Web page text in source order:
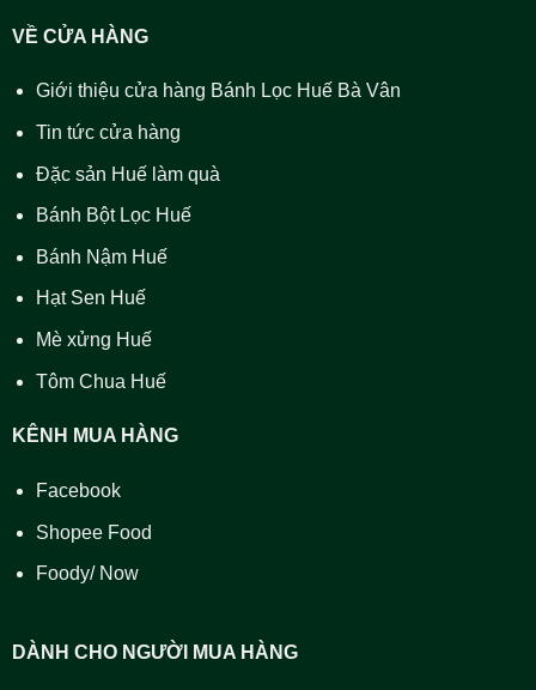
VỀ CỬA HÀNG
Giới thiệu cửa hàng Bánh Lọc Huế Bà Vân
Tin tức cửa hàng
Đặc sản Huế làm quà
Bánh Bột Lọc Huế
Bánh Nậm Huế
Hạt Sen Huế
Mè xửng Huế
Tôm Chua Huế
KÊNH MUA HÀNG
Facebook
Shopee Food
Foody/ Now
DÀNH CHO NGƯỜI MUA HÀNG